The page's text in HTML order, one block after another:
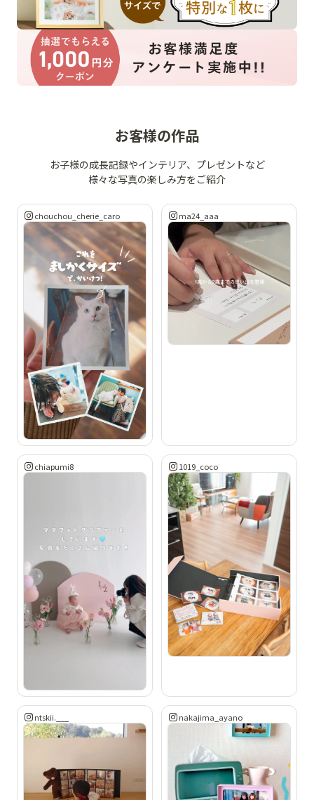
お客様の作品
お子様の成長記録やインテリア、プレゼントなど
様々な写真の楽しみ方をご紹介
chouchou_cherie_caro ma24_aaa
chiapumi8 1019_coco
ntskii.___ nakajima_ayano